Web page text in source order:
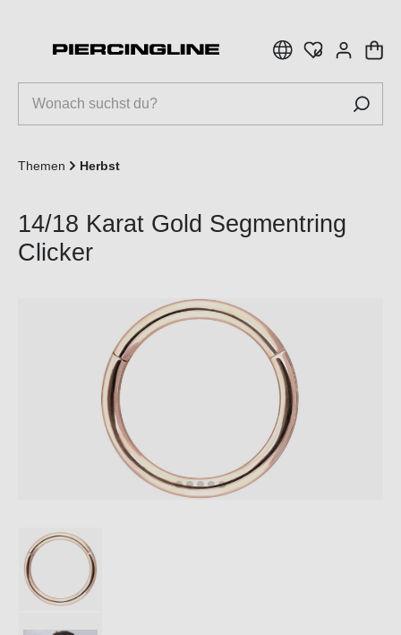
Themen Herbst
14/18 Karat Gold Segmentring
Clicker